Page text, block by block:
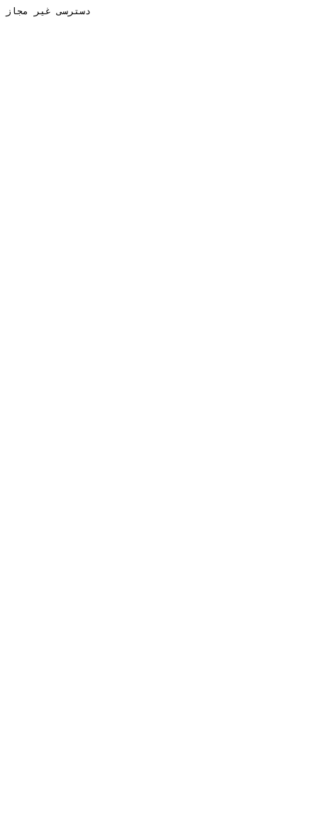
دسترسی غیر مجاز